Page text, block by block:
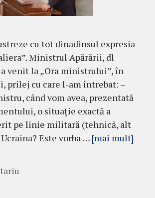
cu tot dinadinsul expresia
Ministrul Apărării, dl
venit la „Ora ministrului”, în
prilej cu care l-am întrebat: –
când vom avea, prezentată
o situație exactă a
pe linie militară (tehnică, alt
Este vorba … [mai mult]